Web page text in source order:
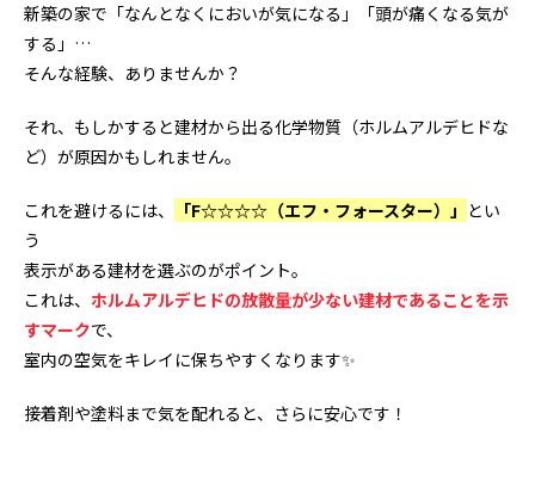
新築の家で「なんとなくにおいが気になる」「頭が痛くなる気が
する」…
そんな経験、ありませんか？
それ、もしかすると建材から出る化学物質（ホルムアルデヒドな
ど）が原因かもしれません。
これを避けるには、 「F☆☆☆☆（エフ・フォースター）」 とい
う
表示がある建材を選ぶのがポイント。
これは、ホルムアルデヒドの放散量が少ない建材であることを示
すマークで、
室内の空気をキレイに保ちやすくなります✨
接着剤や塗料まで気を配れると、さらに安心です！